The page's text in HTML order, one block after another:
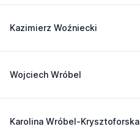
Kazimierz Woźniecki
Wojciech Wróbel
Karolina Wróbel-Krysztoforska